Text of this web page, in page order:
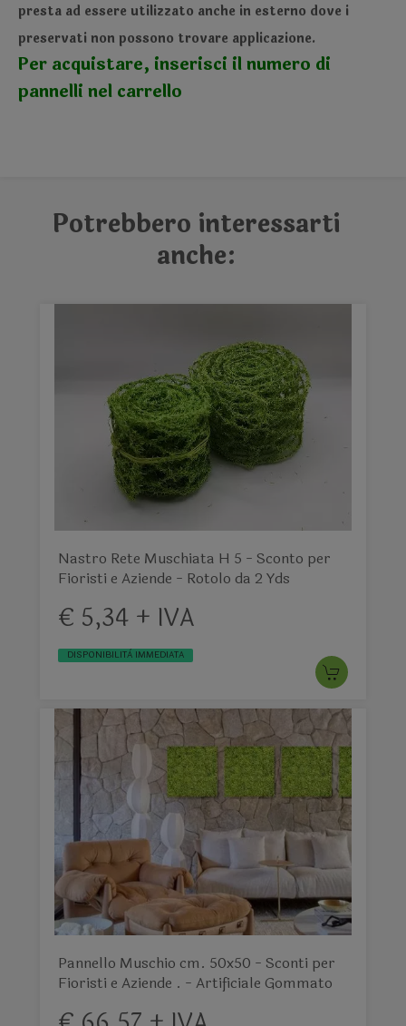
presta ad essere utilizzato anche in esterno dove i
preservati non possono trovare applicazione.
Per acquistare, inserisci il numero di
pannelli nel carrello
Potrebbero interessarti
anche:
Nastro Rete Muschiata H 5 - Sconto per
Fioristi e Aziende - Rotolo da 2 Yds
€ 5,34 + IVA
DISPONIBILITÀ IMMEDIATA
Pannello Muschio cm. 50x50 - Sconti per
Fioristi e Aziende . - Artificiale Gommato